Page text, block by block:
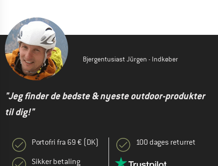
Bjergentusiast Jürgen - Indkøber
"Jeg finder de bedste & nyeste outdoor-produkter
til dig!"
Portofri fra 69 € (DK)
Sikker betaling
100 dages returret